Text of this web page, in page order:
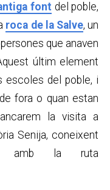
font del poble,
roca de la Salve, un
que anaven
últim element
escoles del poble, i
fora o quan estan
la visita a
Senija, coneixent
amb la ruta